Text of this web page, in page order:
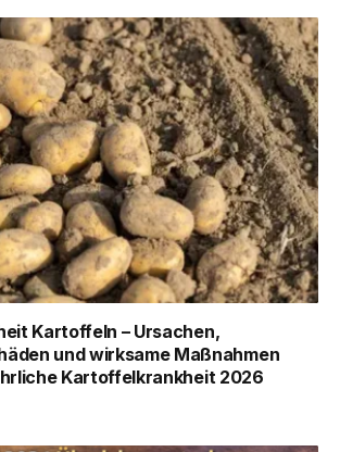
Kartoffeln – Ursachen,
und wirksame Maßnahmen
Kartoffelkrankheit 2026